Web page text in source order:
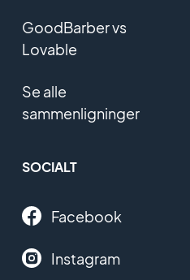
GoodBarber vs
Lovable
Se alle
sammenligninger
SOCIALT
Facebook
Instagram